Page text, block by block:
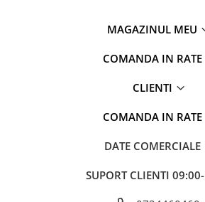
MAGAZINUL MEU
COMANDA IN RATE
CLIENTI
COMANDA IN RATE
DATE COMERCIALE
SUPORT CLIENTI